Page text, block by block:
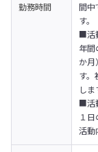
勤務時間
間中
す。
■活
年間
か月
す。
しま
■活
１
活動